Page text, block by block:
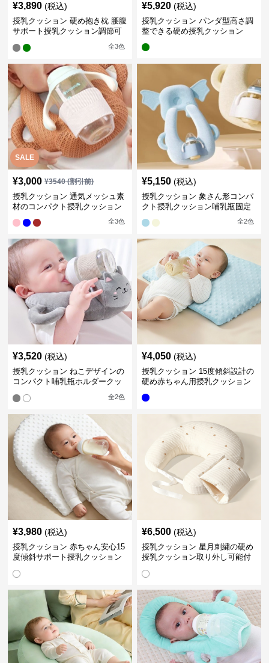
¥3,890 (税込)
授乳クッション 硬め抱き枕 腰腹
サポート授乳クッション調節可
全3色
¥5,920 (税込)
授乳クッション パンダ型高さ調
整できる硬め授乳クッション
SALE
¥3,000 ¥3540(割引前)
授乳クッション 通気メッシュ素
材のコンパクト授乳クッション
全3色
¥5,150 (税込)
授乳クッション 象さん形コンパ
クト授乳クッション哺乳瓶固定
全2色
¥3,520 (税込)
授乳クッション ねこデザインの
コンパクト哺乳瓶ホルダークッ
全2色
¥4,050 (税込)
授乳クッション 15度傾斜設計の
硬め赤ちゃん用授乳クッション
¥3,980 (税込)
授乳クッション 赤ちゃん安心15
度傾斜サポート授乳クッション
¥6,500 (税込)
授乳クッション 星月刺繍の硬め
授乳クッション取り外し可能付